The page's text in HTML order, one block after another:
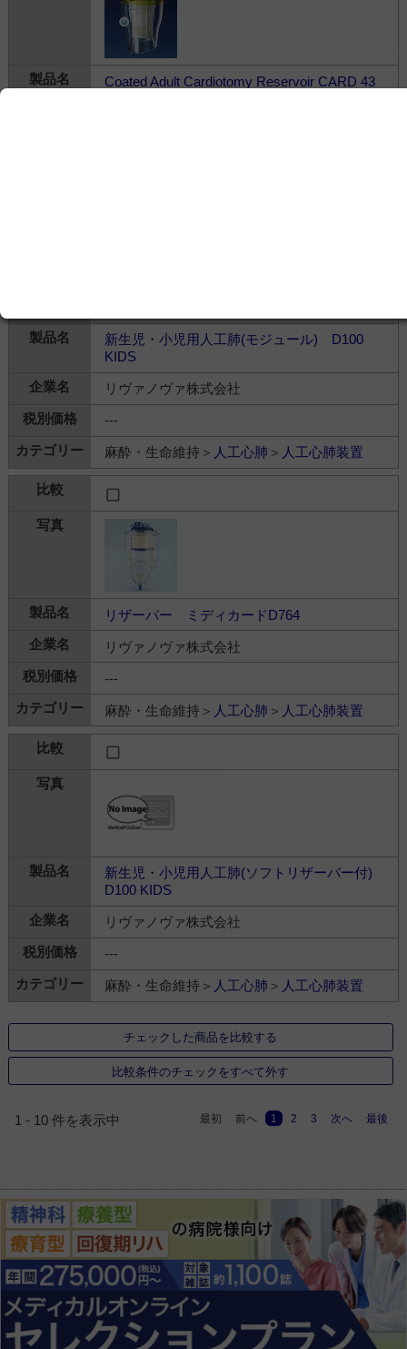
Coated Adult Cardiotomy Reservoir CARD 43
新生児・小児用人工肺(モジュール) D100
KIDS
リヴァノヴァ株式会社
---
麻酔・生命維持＞ 人工心肺 ＞ 人工心肺装置
リザーバー ミディカードD764
リヴァノヴァ株式会社
---
麻酔・生命維持＞ 人工心肺 ＞ 人工心肺装置
新生児・小児用人工肺(ソフトリザーバー付)
D100 KIDS
リヴァノヴァ株式会社
---
麻酔・生命維持＞ 人工心肺 ＞ 人工心肺装置
チェックした商品を比較する
比較条件のチェックをすべて外す
1 - 10 件を表示中 最初 前へ 1 2 3 次へ 最後